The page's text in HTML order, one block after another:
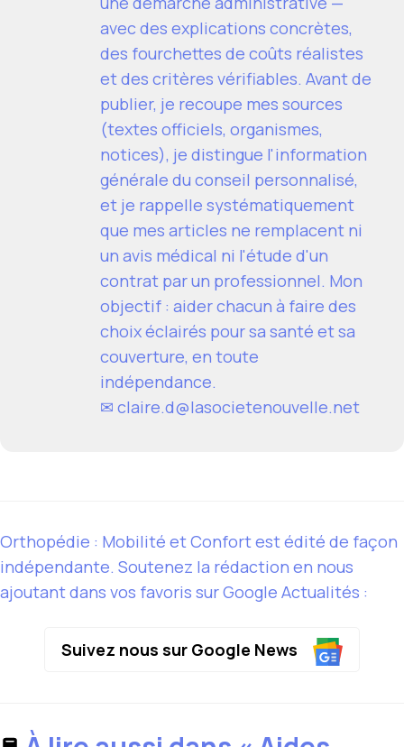
avec des explications concrètes,
des fourchettes de coûts réalistes
et des critères vérifiables. Avant de
publier, je recoupe mes sources
(textes officiels, organismes,
notices), je distingue l'information
générale du conseil personnalisé,
et je rappelle systématiquement
que mes articles ne remplacent ni
un avis médical ni l'étude d'un
contrat par un professionnel. Mon
objectif : aider chacun à faire des
choix éclairés pour sa santé et sa
couverture, en toute
indépendance.
✉ claire.d@lasocietenouvelle.net
Orthopédie : Mobilité et Confort est édité de façon
indépendante. Soutenez la rédaction en nous
ajoutant dans vos favoris sur Google Actualités :
Suivez nous sur Google News